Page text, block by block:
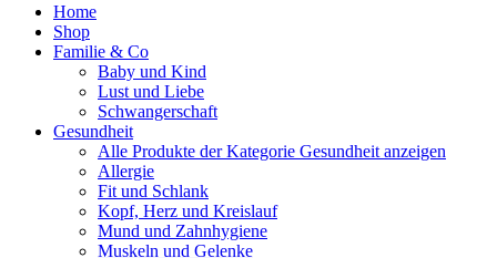
Home
Shop
Familie & Co
Baby und Kind
Lust und Liebe
Schwangerschaft
Gesundheit
Alle Produkte der Kategorie Gesundheit anzeigen
Allergie
Fit und Schlank
Kopf, Herz und Kreislauf
Mund und Zahnhygiene
Muskeln und Gelenke